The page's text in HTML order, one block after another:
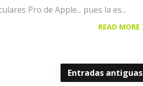
Pro de Apple... pues la es...
READ MORE
Entradas antiguas